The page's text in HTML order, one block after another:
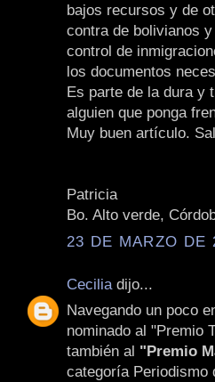
bajos recursos y de
contra de bolivianos
control de
los documentos
Es parte de la dura y
alguien que ponga
Muy buen artículo.
Patricia
Bo. Alto verde,
23 DE MARZO DE
Cecilia dijo...
Navegando un poco
nominado al "Premio
también al "Premio
categoría Periodismo